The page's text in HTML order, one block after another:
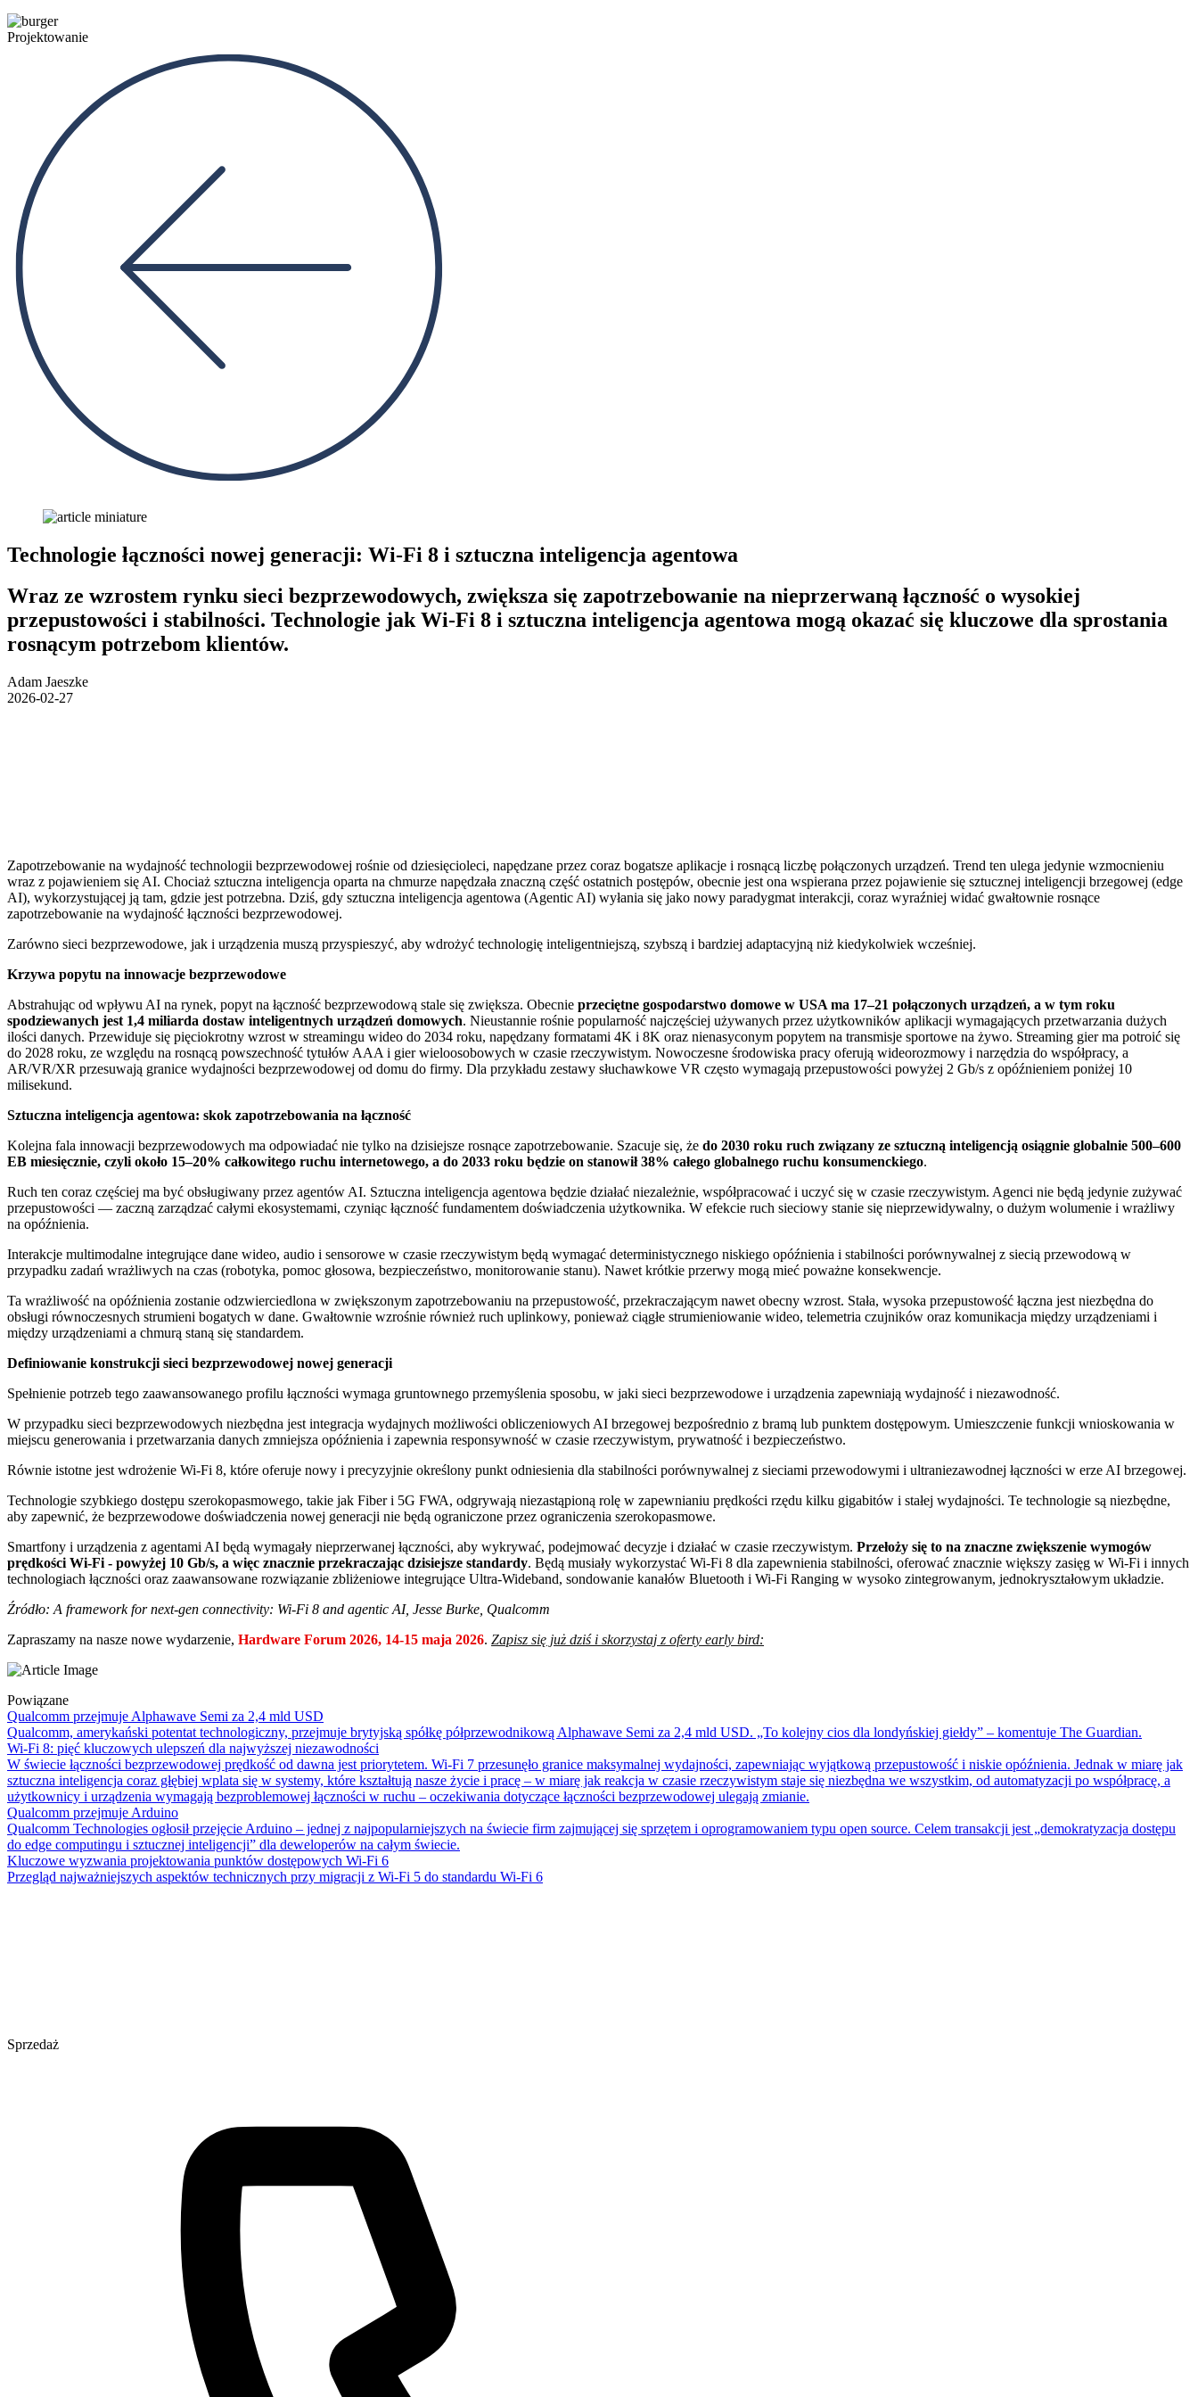
Projektowanie
Technologie łączności nowej generacji: Wi-Fi 8 i sztuczna inteligencja agentowa
Wraz ze wzrostem rynku sieci bezprzewodowych, zwiększa się zapotrzebowanie na nieprzerwaną łączność o wysokiej
przepustowości i stabilności. Technologie jak Wi-Fi 8 i sztuczna inteligencja agentowa mogą okazać się kluczowe dla sprostania
rosnącym potrzebom klientów.
Adam Jaeszke
2026-02-27
Zapotrzebowanie na wydajność technologii bezprzewodowej rośnie od dziesięcioleci, napędzane przez coraz bogatsze aplikacje i rosnącą liczbę połączonych urządzeń. Trend ten ulega jedynie wzmocnieniu
wraz z pojawieniem się AI. Chociaż sztuczna inteligencja oparta na chmurze napędzała znaczną część ostatnich postępów, obecnie jest ona wspierana przez pojawienie się sztucznej inteligencji brzegowej (edge ​​
AI), wykorzystującej ją tam, gdzie jest potrzebna. Dziś, gdy sztuczna inteligencja agentowa (Agentic AI) wyłania się jako nowy paradygmat interakcji, coraz wyraźniej widać gwałtownie rosnące
zapotrzebowanie na wydajność łączności bezprzewodowej.
Zarówno sieci bezprzewodowe, jak i urządzenia muszą przyspieszyć, aby wdrożyć technologię inteligentniejszą, szybszą i bardziej adaptacyjną niż kiedykolwiek wcześniej.
Krzywa popytu na innowacje bezprzewodowe
Abstrahując od wpływu AI na rynek, popyt na łączność bezprzewodową stale się zwiększa. Obecnie przeciętne gospodarstwo domowe w USA ma 17–21 połączonych urządzeń, a w tym roku
spodziewanych jest 1,4 miliarda dostaw inteligentnych urządzeń domowych. Nieustannie rośnie popularność najczęściej używanych przez użytkowników aplikacji wymagających przetwarzania dużych
ilości danych. Przewiduje się pięciokrotny wzrost w streamingu wideo do 2034 roku, napędzany formatami 4K i 8K oraz nienasyconym popytem na transmisje sportowe na żywo. Streaming gier ma potroić się
do 2028 roku, ze względu na rosnącą powszechność tytułów AAA i gier wieloosobowych w czasie rzeczywistym. Nowoczesne środowiska pracy oferują wideorozmowy i narzędzia do współpracy, a
AR/VR/XR przesuwają granice wydajności bezprzewodowej od domu do firmy. Dla przykładu zestawy słuchawkowe VR często wymagają przepustowości powyżej 2 Gb/s z opóźnieniem poniżej 10
milisekund.
Sztuczna inteligencja agentowa: skok zapotrzebowania na łączność
Kolejna fala innowacji bezprzewodowych ma odpowiadać nie tylko na dzisiejsze rosnące zapotrzebowanie. Szacuje się, że do 2030 roku ruch związany ze sztuczną inteligencją osiągnie globalnie 500–600
EB miesięcznie, czyli około 15–20% całkowitego ruchu internetowego, a do 2033 roku będzie on stanowił 38% całego globalnego ruchu konsumenckiego.
Ruch ten coraz częściej ma być obsługiwany przez agentów AI. Sztuczna inteligencja agentowa będzie działać niezależnie, współpracować i uczyć się w czasie rzeczywistym. Agenci nie będą jedynie zużywać
przepustowości — zaczną zarządzać całymi ekosystemami, czyniąc łączność fundamentem doświadczenia użytkownika. W efekcie ruch sieciowy stanie się nieprzewidywalny, o dużym wolumenie i wrażliwy
na opóźnienia.
Interakcje multimodalne integrujące dane wideo, audio i sensorowe w czasie rzeczywistym będą wymagać deterministycznego niskiego opóźnienia i stabilności porównywalnej z siecią przewodową w
przypadku zadań wrażliwych na czas (robotyka, pomoc głosowa, bezpieczeństwo, monitorowanie stanu). Nawet krótkie przerwy mogą mieć poważne konsekwencje.
Ta wrażliwość na opóźnienia zostanie odzwierciedlona w zwiększonym zapotrzebowaniu na przepustowość, przekraczającym nawet obecny wzrost. Stała, wysoka przepustowość łączna jest niezbędna do
obsługi równoczesnych strumieni bogatych w dane. Gwałtownie wzrośnie również ruch uplinkowy, ponieważ ciągłe strumieniowanie wideo, telemetria czujników oraz komunikacja między urządzeniami i
między urządzeniami a chmurą staną się standardem.
Definiowanie konstrukcji sieci bezprzewodowej nowej generacji
Spełnienie potrzeb tego zaawansowanego profilu łączności wymaga gruntownego przemyślenia sposobu, w jaki sieci bezprzewodowe i urządzenia zapewniają wydajność i niezawodność.
W przypadku sieci bezprzewodowych niezbędna jest integracja wydajnych możliwości obliczeniowych AI brzegowej bezpośrednio z bramą lub punktem dostępowym. Umieszczenie funkcji wnioskowania w
miejscu generowania i przetwarzania danych zmniejsza opóźnienia i zapewnia responsywność w czasie rzeczywistym, prywatność i bezpieczeństwo.
Równie istotne jest wdrożenie Wi-Fi 8, które oferuje nowy i precyzyjnie określony punkt odniesienia dla stabilności porównywalnej z sieciami przewodowymi i ultraniezawodnej łączności w erze AI brzegowej.
Technologie szybkiego dostępu szerokopasmowego, takie jak Fiber i 5G FWA, odgrywają niezastąpioną rolę w zapewnianiu prędkości rzędu kilku gigabitów i stałej wydajności. Te technologie są niezbędne,
aby zapewnić, że bezprzewodowe doświadczenia nowej generacji nie będą ograniczone przez ograniczenia szerokopasmowe.
Smartfony i urządzenia z agentami AI będą wymagały nieprzerwanej łączności, aby wykrywać, podejmować decyzje i działać w czasie rzeczywistym. Przełoży się to na znaczne zwiększenie wymogów
prędkości Wi-Fi - powyżej 10 Gb/s, a więc znacznie przekraczając dzisiejsze standardy. Będą musiały wykorzystać Wi-Fi 8 dla zapewnienia stabilności, oferować znacznie większy zasięg w Wi-Fi i innych
technologiach łączności oraz zaawansowane rozwiązanie zbliżeniowe integrujące Ultra-Wideband, sondowanie kanałów Bluetooth i Wi-Fi Ranging w wysoko zintegrowanym, jednokryształowym układzie.
Źródło: A framework for next‑gen connectivity: Wi‑Fi 8 and agentic AI, Jesse Burke, Qualcomm
Zapraszamy na nasze nowe wydarzenie, Hardware Forum 2026, 14-15 maja 2026. Zapisz się już dziś i skorzystaj z oferty early bird:
Powiązane
Qualcomm przejmuje Alphawave Semi za 2,4 mld USD
Qualcomm, amerykański potentat technologiczny, przejmuje brytyjską spółkę półprzewodnikową Alphawave Semi za 2,4 mld USD. „To kolejny cios dla londyńskiej giełdy” – komentuje The Guardian.
Wi-Fi 8: pięć kluczowych ulepszeń dla najwyższej niezawodności
W świecie łączności bezprzewodowej prędkość od dawna jest priorytetem. Wi-Fi 7 przesunęło granice maksymalnej wydajności, zapewniając wyjątkową przepustowość i niskie opóźnienia. Jednak w miarę jak
sztuczna inteligencja coraz głębiej wplata się w systemy, które kształtują nasze życie i pracę – w miarę jak reakcja w czasie rzeczywistym staje się niezbędna we wszystkim, od automatyzacji po współpracę, a
użytkownicy i urządzenia wymagają bezproblemowej łączności w ruchu – oczekiwania dotyczące łączności bezprzewodowej ulegają zmianie.
Qualcomm przejmuje Arduino
Qualcomm Technologies ogłosił przejęcie Arduino – jednej z najpopularniejszych na świecie firm zajmującej się sprzętem i oprogramowaniem typu open source. Celem transakcji jest „demokratyzacja dostępu
do edge computingu i sztucznej inteligencji” dla deweloperów na całym świecie.
Kluczowe wyzwania projektowania punktów dostępowych Wi-Fi 6
Przegląd najważniejszych aspektów technicznych przy migracji z Wi-Fi 5 do standardu Wi-Fi 6
Sprzedaż